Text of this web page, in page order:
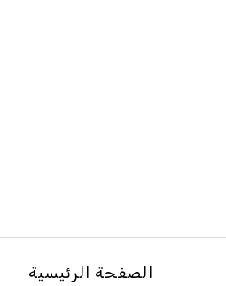
الصفحة الرئيسية